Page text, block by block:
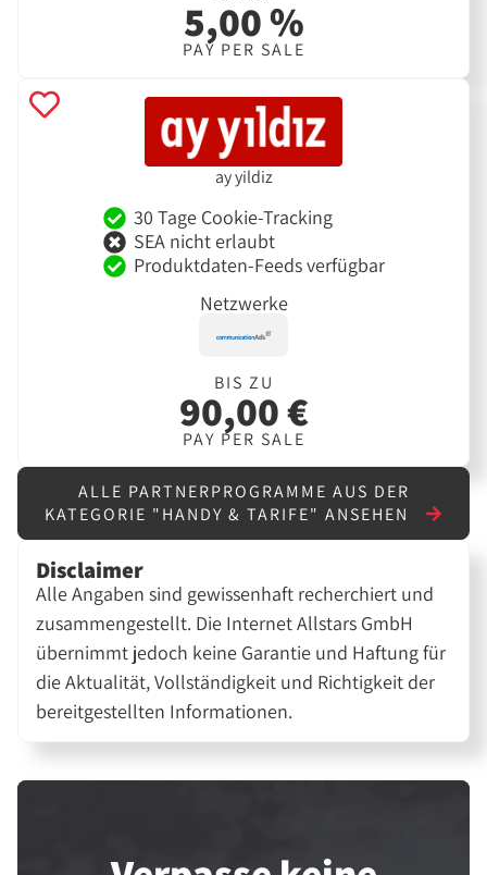
5,00 %
PAY PER SALE
ay yildiz
30 Tage Cookie-Tracking
SEA nicht erlaubt
Produktdaten-Feeds verfügbar
Netzwerke
BIS ZU
90,00 €
PAY PER SALE
ALLE PARTNERPROGRAMME AUS DER
KATEGORIE "HANDY & TARIFE" ANSEHEN
Disclaimer
Alle Angaben sind gewissenhaft recherchiert und
zusammengestellt. Die Internet Allstars GmbH
übernimmt jedoch keine Garantie und Haftung für
die Aktualität, Vollständigkeit und Richtigkeit der
bereitgestellten Informationen.